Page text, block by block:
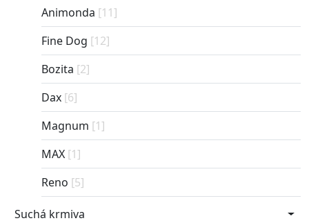
Animonda [11]
Fine Dog [12]
Bozita [2]
Dax [6]
Magnum [1]
MAX [1]
Reno [5]
Suchá krmiva